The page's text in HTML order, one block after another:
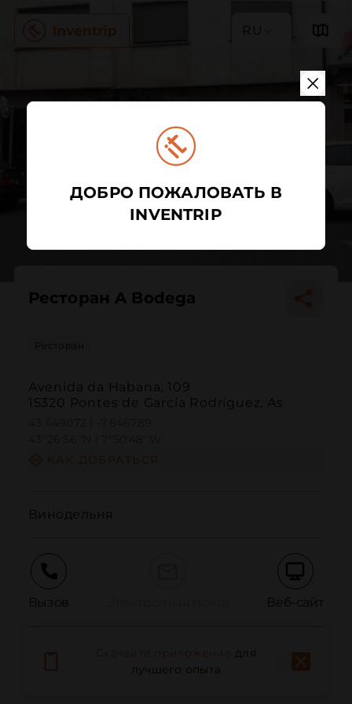
RU
Ресторан A Bodega
Ресторан
Avenida da Habana, 109
15320 Pontes de García Rodríguez, As
Винодельня
Вызов Веб-сайт
Сообщить о проблеме
для
лучшего опыта
ДОБРО ПОЖАЛОВАТЬ В
INVENTRIP